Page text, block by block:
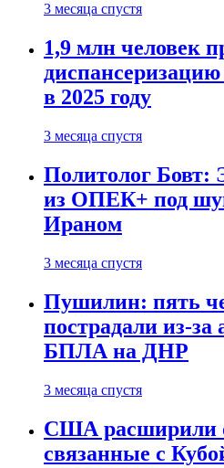
3 месяца спустя
1,9 млн человек
в 2025 году
3 месяца спустя
Политолог Бовт:
из ОПЕК+ под
Ираном
3 месяца спустя
Пушилин: пять
пострадали из-за
БПЛА на ДНР
3 месяца спустя
США расширили
связанные с